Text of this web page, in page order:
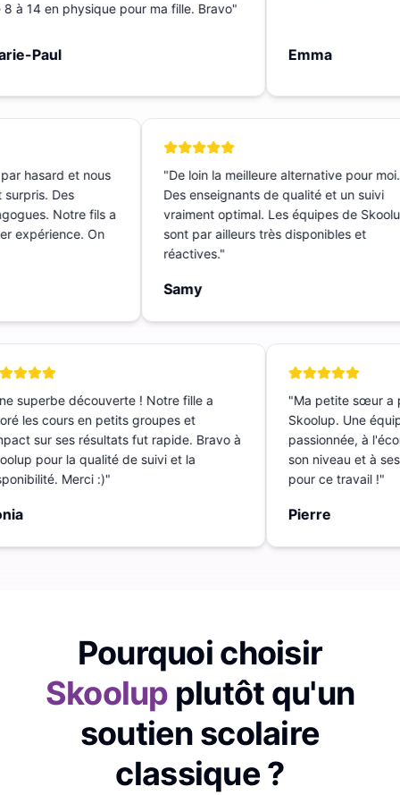
à 14 en physique pour ma fille. Bravo"
Paul Emma
par hasard et nous
surpris. Des
Notre fils a
expérience. On
"De loin la meilleure alternative pour
Des enseignants de qualité et un suivi
vraiment optimal. Les équipes de
sont par ailleurs très disponibles et
réactives.
Samy
superbe découverte ! Notre fille a
les cours en petits groupes et
sur ses résultats fut rapide. Bravo à
pour la qualité de suivi et la
Merci :) "
Ma petite sœur a
Skoolup. Une
passionnée, à
son niveau et à ses
pour ce travail !"
Pierre
Pourquoi choisir
Skoolup plutôt qu'un
soutien scolaire
classique ?